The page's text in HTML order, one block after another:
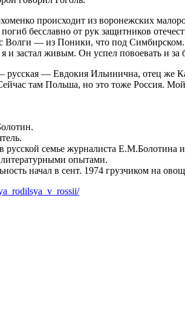
происходит из воронежских
бесславно от рук защитников
Волги — из Поники, что под
и застал живым. Он успел повоевать и
— Евдокия Ильинична, отец же
там Польша, но это тоже Россия.
русской семье журналиста
литературными опытами.
начал в сент. 1974 грузчиком на